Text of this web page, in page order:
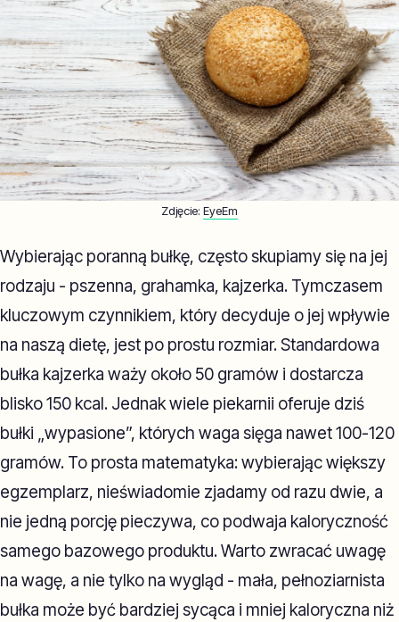
Zdjęcie: EyeEm
Wybierając poranną bułkę, często skupiamy się na jej
rodzaju - pszenna, grahamka, kajzerka. Tymczasem
kluczowym czynnikiem, który decyduje o jej wpływie
na naszą dietę, jest po prostu rozmiar. Standardowa
bułka kajzerka waży około 50 gramów i dostarcza
blisko 150 kcal. Jednak wiele piekarnii oferuje dziś
bułki „wypasione”, których waga sięga nawet 100-120
gramów. To prosta matematyka: wybierając większy
egzemplarz, nieświadomie zjadamy od razu dwie, a
nie jedną porcję pieczywa, co podwaja kaloryczność
samego bazowego produktu. Warto zwracać uwagę
na wagę, a nie tylko na wygląd - mała, pełnoziarnista
bułka może być bardziej sycąca i mniej kaloryczna niż